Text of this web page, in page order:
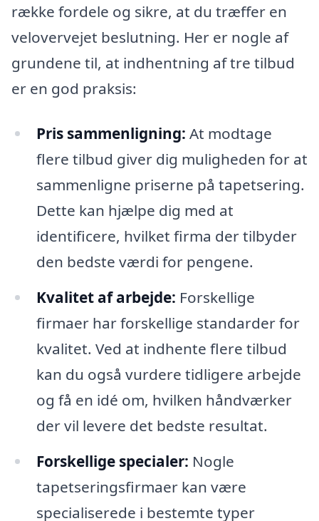
række fordele og sikre, at du træffer en
velovervejet beslutning. Her er nogle af
grundene til, at indhentning af tre tilbud
er en god praksis:
Pris sammenligning: At modtage
flere tilbud giver dig muligheden for at
sammenligne priserne på tapetsering.
Dette kan hjælpe dig med at
identificere, hvilket firma der tilbyder
den bedste værdi for pengene.
Kvalitet af arbejde: Forskellige
firmaer har forskellige standarder for
kvalitet. Ved at indhente flere tilbud
kan du også vurdere tidligere arbejde
og få en idé om, hvilken håndværker
der vil levere det bedste resultat.
Forskellige specialer: Nogle
tapetseringsfirmaer kan være
specialiserede i bestemte typer